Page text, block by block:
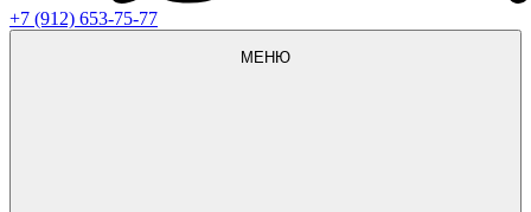
+7 (912) 653-75-77
МЕНЮ